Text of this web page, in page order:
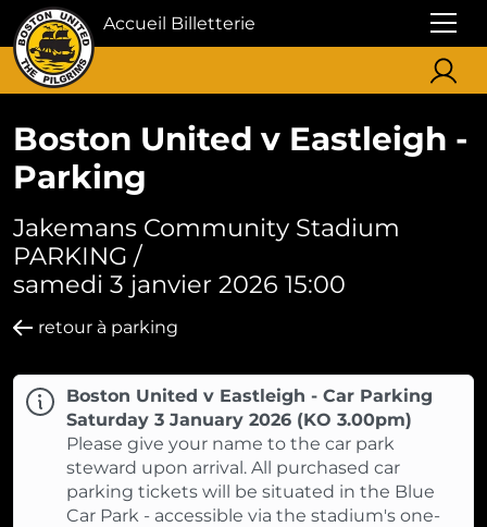
Accueil Billetterie
Boston United v Eastleigh -
Parking
Jakemans Community Stadium
PARKING /
samedi 3 janvier 2026 15:00
retour à parking
Boston United v Eastleigh - Car Parking
Saturday 3 January 2026 (KO 3.00pm)
Please give your name to the car park
steward upon arrival. All purchased car
parking tickets will be situated in the Blue
Car Park - accessible via the stadium's one-